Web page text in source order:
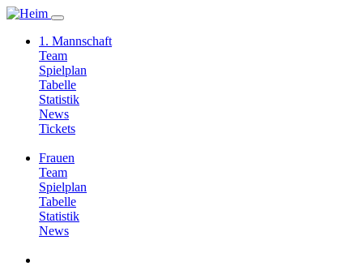
1. Mannschaft
Team
Spielplan
Tabelle
Statistik
News
Tickets
Frauen
Team
Spielplan
Tabelle
Statistik
News